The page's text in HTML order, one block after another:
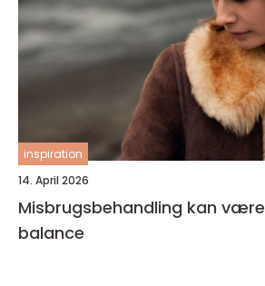
inspiration
14. April 2026
Misbrugsbehandling kan være vejen til et liv i
balance